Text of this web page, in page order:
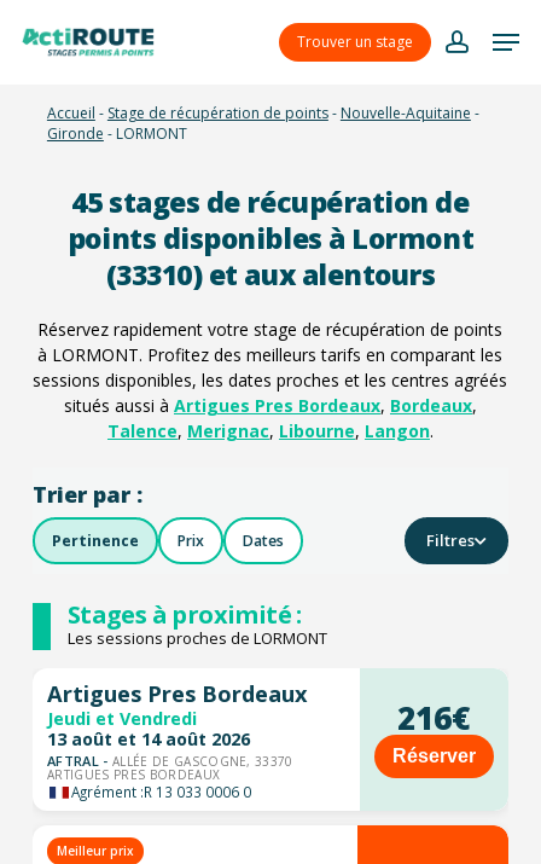
Trouver un stage
account
Accueil - Stage de récupération de points- Nouvelle-Aquitaine -
Gironde - LORMONT
45stages de récupération de
points disponibles à Lormont
(33310) et aux alentours
Réservez rapidement votre stage de récupération de points
à LORMONT. Profitez des meilleurs tarifs en comparant les
sessions disponibles, les dates proches et les centres agréés
situés aussi à Artigues Pres Bordeaux, Bordeaux,
Talence, Merignac, Libourne, Langon.
Trier par :
Pertinence Prix Dates Filtres
Stages à proximité :
Les sessions proches de LORMONT
Artigues Pres Bordeaux
Jeudi et Vendredi
13 août et 14 août 2026
AFTRAL - ALLÉE DE GASCOGNE, 33370
ARTIGUES PRES BORDEAUX
Agrément :R 13 033 0006 0
216€
Réserver
Meilleur prix